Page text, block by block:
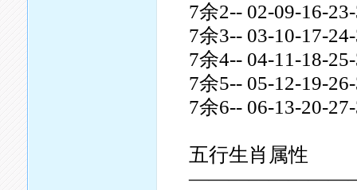
7余2-- 02-09-16-
7余3-- 03-10-17-
7余4-- 04-11-18-
7余5-- 05-12-19-
7余6-- 06-13-20-
五行生肖属性